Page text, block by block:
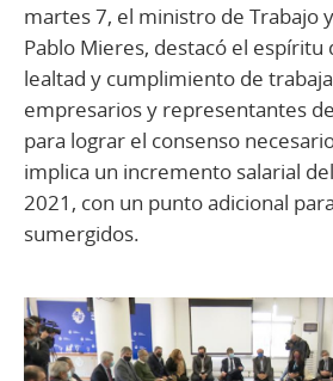
martes 7, el ministro de Trabajo
Pablo Mieres, destacó el espíritu
lealtad y cumplimiento de
empresarios y representantes
para lograr el consenso
implica un incremento salarial
2021, con un punto adicional
sumergidos.